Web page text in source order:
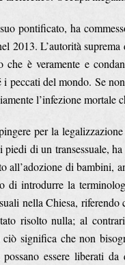
pontificato, ha
2013. L’autorità
che è veramente e
i peccati del mondo. Se
l’infezione mortale
per la
di un transessuale,
all’adozione di bambini,
di introdurre la
nella Chiesa,
risolto nulla; al
ciò significa che non
essere liberati